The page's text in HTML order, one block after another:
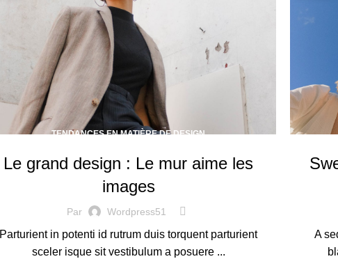
TENDANCES EN MATIÈRE DE DESIGN
Le grand design : Le mur aime les
images
Par Wordpress51
Parturient in potenti id rutrum duis torquent parturient
sceler isque sit vestibulum a posuere ...
A